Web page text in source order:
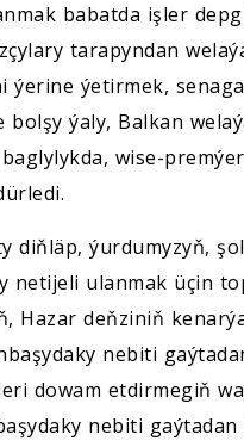
babatda işler
tarapyndan
ýetirmek,
bolşy ýaly, Balkan
wise-
diňläp, ýurdumyzyň,
netijeli ulanmak üçin
Hazar deňziniň
nebiti
dowam etdirmegiň
nebiti